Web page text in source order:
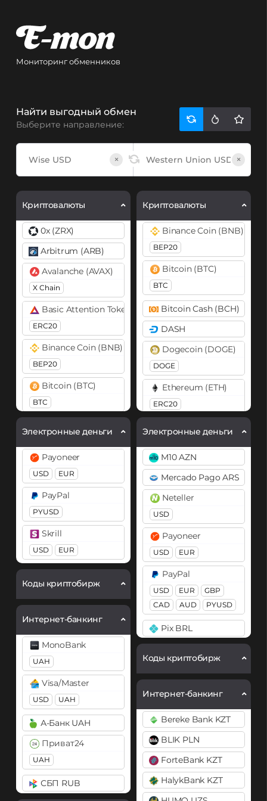
Мониторинг обменников
Найти выгодный обмен
Выберите направление:
× ×
Криптовалюты
0x (ZRX)
Arbitrum (ARB)
Avalanche (AVAX)
X Chain
Basic Attention Token (BAT)
ERC20
Binance Coin (BNB)
BEP20
Bitcoin (BTC)
BTC
Cardano (ADA)
Chainlink (LINK)
ERC20
DASH
Decentraland (MANA)
Dogecoin (DOGE)
DOGE
Polkadot (DOT)
DOT
Ethereum (ETH)
ERC20
Ethereum Classic (ETC)
Filecoin (FIL)
Gram (Toncoin)
Litecoin (LTC)
Monero (XMR)
NEAR Protocol
Notcoin (NOT)
Электронные деньги
Payoneer
USD EUR
PayPal
PYUSD
Skrill
USD EUR
Коды криптобирж
Интернет-банкинг
MonoBank
UAH
Visa/Master
USD UAH
А-Банк UAH
Приват24
UAH
СБП RUB
Криптовалюты
Binance Coin (BNB)
BEP20
Bitcoin (BTC)
BTC
Bitcoin Cash (BCH)
DASH
Dogecoin (DOGE)
DOGE
Ethereum (ETH)
ERC20
Ethereum Classic (ETC)
Litecoin (LTC)
Monero (XMR)
Ripple (XRP)
Solana (SOL)
StableUSD (USDS)
Tether (USDT)
ERC20
TRC20
BEP20
SOL
ARB
AVAXC
TON
NEAR
Tether Gold (XAUt)
Tron (TRX)
TrueUSD (TUSD)
TRC20
USD Coin (USDC)
ERC20 BEP20
SOL
Polygon
ARB
NEAR
Zcash (ZEC)
Электронные деньги
M10 AZN
Mercado Pago ARS
Neteller
USD
Payoneer
USD EUR
PayPal
USD EUR
GBP
CAD
AUD PYUSD
Pix BRL
EUR
Wise
EUR
ZEN EUR
Коды криптобирж
Интернет-банкинг
Bereke Bank KZT
BLIK PLN
ForteBank KZT
HalykBank KZT